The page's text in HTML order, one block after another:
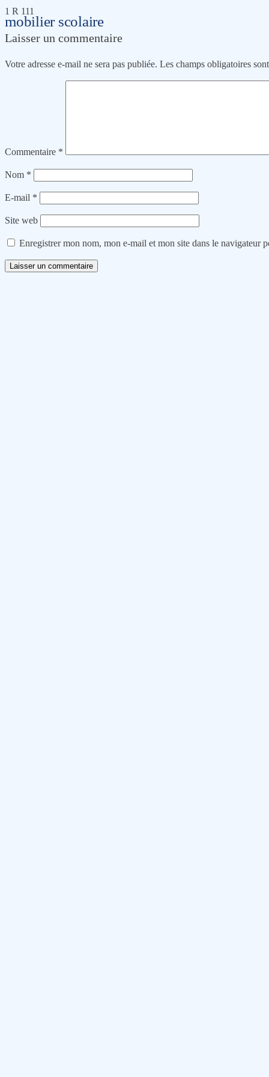
mobilier scolaire
1 R 111
Laisser un commentaire
Votre adresse e-mail ne sera pas publiée. Les champs obligatoires
Commentaire *
Nom *
E-mail *
Site web
Enregistrer mon nom, mon e-mail et mon site dans le navigateur